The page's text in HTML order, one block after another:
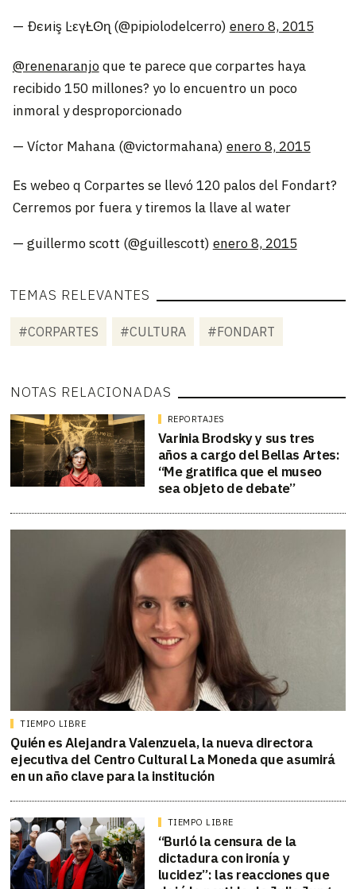
— Ðєиіş ĿԑγȽʘɳ (@pipiolodelcerro) enero 8, 2015
@renenaranjoque te parece que corpartes haya
recibido 150 millones? yo lo encuentro un poco
inmoral y desproporcionado
— Víctor Mahana (@victormahana) enero 8, 2015
Es webeo q Corpartes se llevó 120 palos del Fondart?
Cerremos por fuera y tiremos la llave al water
— guillermo scott (@guillescott) enero 8, 2015
TEMAS RELEVANTES
#CORPARTES #CULTURA #FONDART
NOTAS RELACIONADAS
REPORTAJES
Varinia Brodsky y sus tres
años a cargo del Bellas Artes:
“Me gratifica que el museo
sea objeto de debate”
TIEMPO LIBRE
Quién es Alejandra Valenzuela, la nueva directora
ejecutiva del Centro Cultural La Moneda que asumirá
en un año clave para la institución
TIEMPO LIBRE
“Burló la censura de la
dictadura con ironía y
lucidez”: las reacciones que